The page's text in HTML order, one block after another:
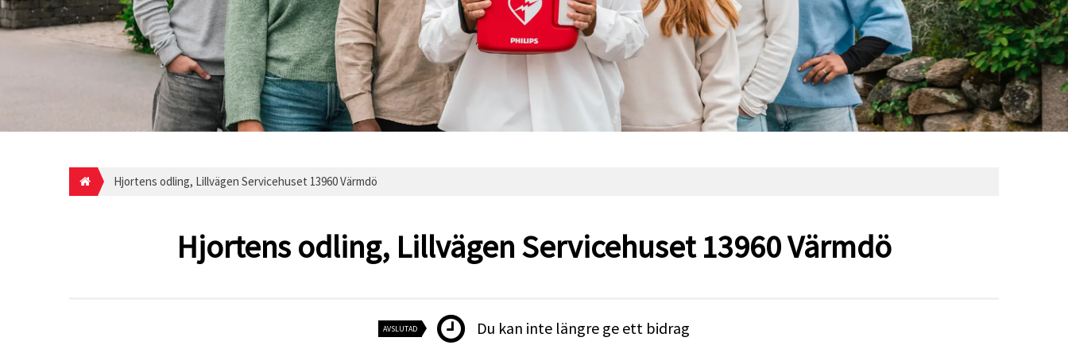
Hjortens odling, Lillvägen Servicehuset 13960 Värmdö
Hjortens odling, Lillvägen Servicehuset 13960 Värmdö
AVSLUTAD Du kan inte längre ge ett bidrag